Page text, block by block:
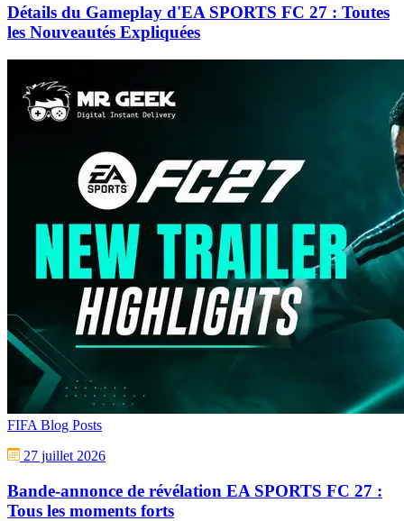
Détails du Gameplay d'EA SPORTS FC 27 : Toutes
les Nouveautés Expliquées
FIFA Blog Posts
27 juillet 2026
Bande-annonce de révélation EA SPORTS FC 27 :
Tous les moments forts